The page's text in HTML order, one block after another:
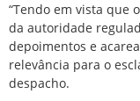
“Tendo em vista que
da autoridade
depoimentos e
relevância para o
despacho.